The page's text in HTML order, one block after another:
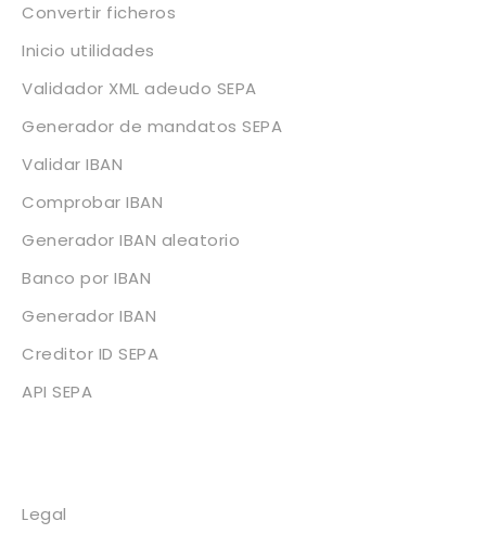
Convertir ficheros
Inicio utilidades
Validador XML adeudo SEPA
Generador de mandatos SEPA
Validar IBAN
Comprobar IBAN
Generador IBAN aleatorio
Banco por IBAN
Generador IBAN
Creditor ID SEPA
API SEPA
Legal